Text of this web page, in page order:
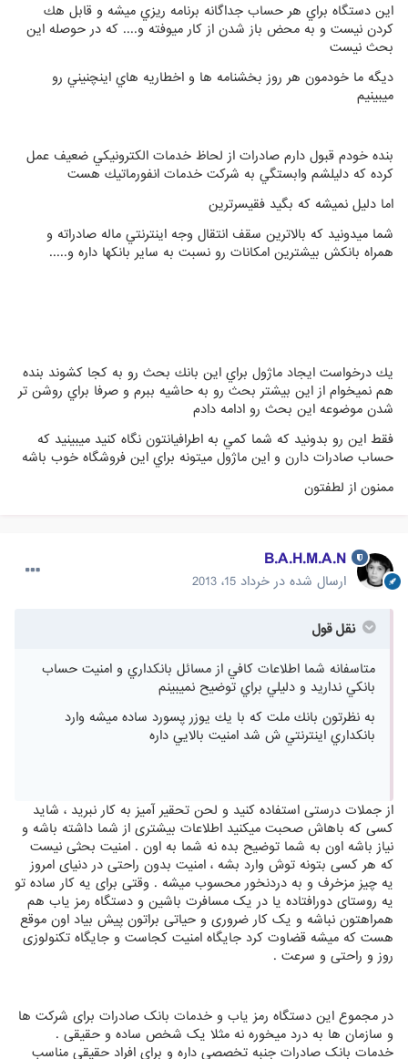
اين دستگاه براي هر حساب جداگانه برنامه ريزي ميشه و قابل هك
كردن نيست و به محض باز شدن از كار ميوفته و.... كه در حوصله اين
بحث نيست
ديگه ما خودمون هر روز بخشنامه ها و اخطاريه هاي اينچنيني رو
ميبينيم
بنده خودم قبول دارم صادرات از لحاظ خدمات الكترونيكي ضعيف عمل
كرده كه دليلشم وابستگي به شركت خدمات انفورماتيك هست
اما دليل نميشه كه بگيد فقيسرترين
شما ميدونيد كه بالاترين سقف انتقال وجه اينترنتي ماله صادراته و
همراه بانكش بيشترين امكانات رو نسبت به ساير بانكها داره و.....
يك درخواست ايجاد ماژول براي اين بانك بحث رو به كجا كشوند بنده
هم نميخوام از اين بيشتر بحث رو به حاشيه ببرم و صرفا براي روشن تر
شدن موضوعه اين بحث رو ادامه دادم
فقط اين رو بدونيد كه شما كمي به اطرافيانتون نگاه كنيد ميبينيد كه
حساب صادرات دارن و اين ماژول ميتونه براي اين فروشگاه خوب باشه
ممنون از لطفتون
B.A.H.M.A.N
ارسال شده در خرداد 15، 2013
نقل قول
متاسفانه شما اطلاعات كافي از مسائل بانكداري و امنيت حساب
بانكي نداريد و دليلي براي توضيح نميبينم
به نظرتون بانك ملت كه با يك يوزر پسورد ساده ميشه وارد
بانكداري اينترنتي ش شد امنيت بالايي داره
از جملات درستی استفاده کنید و لحن تحقیر آمیز به کار نبرید ، شاید
کسی که باهاش صحبت میکنید اطلاعات بیشتری از شما داشته باشه و
نیاز باشه اون به شما توضیح بده نه شما به اون . امنیت بحثی نیست
که هر کسی بتونه توش وارد بشه ، امنیت بدون راحتی در دنیای امروز
یه چیز مزخرف و به دردنخور محسوب میشه . وقتی برای یه کار ساده تو
یه روستای دورافتاده یا در یک مسافرت باشین و دستگاه رمز یاب هم
همراهتون نباشه و یک کار ضروری و حیاتی براتون پیش بیاد اون موقع
هست که میشه قضاوت کرد جایگاه امنیت کجاست و جایگاه تکنولوزی
روز و راحتی و سرعت .
در مجموع این دستگاه رمز یاب و خدمات بانک صادرات برای شرکت ها
و سازمان ها به درد میخوره نه مثلا یک شخص ساده و حقیقی .
خدمات بانک صادرات جنبه تخصصی داره و برای افراد حقیقی مناسب